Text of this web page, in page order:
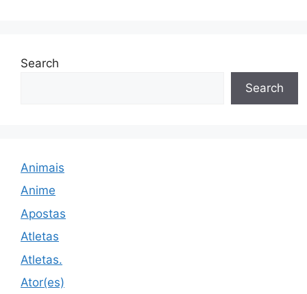
Search
Search
Animais
Anime
Apostas
Atletas
Atletas.
Ator(es)